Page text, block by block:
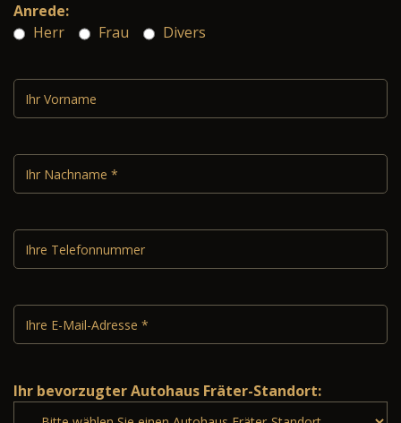
Anrede:
Herr
Frau Divers
Ihr bevorzugter Autohaus Fräter-Standort: